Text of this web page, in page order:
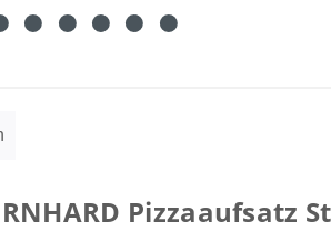
Pizzaaufsatz